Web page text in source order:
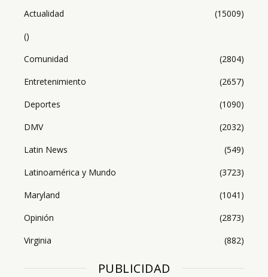
Actualidad
(15009)
()
Comunidad
(2804)
Entretenimiento
(2657)
Deportes
(1090)
DMV
(2032)
Latin News
(549)
Latinoamérica y Mundo
(3723)
Maryland
(1041)
Opinión
(2873)
Virginia
(882)
PUBLICIDAD